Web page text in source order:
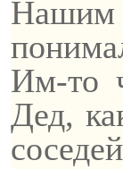
Нашим
Им-то
Дед,